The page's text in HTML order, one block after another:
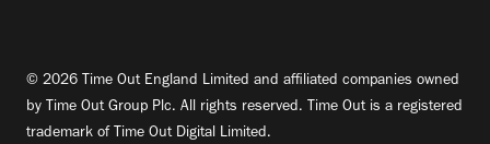
© 2026 Time Out England Limited and affiliated companies owned
by Time Out Group Plc. All rights reserved. Time Out is a registered
trademark of Time Out Digital Limited.